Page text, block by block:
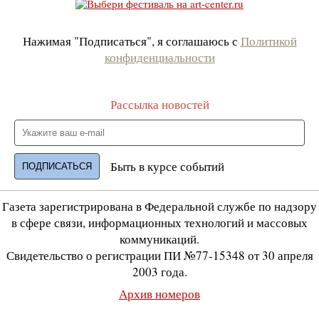
Нажимая "Подписаться", я соглашаюсь с Политикой
конфиденциальности
Рассылка новостей
Быть в курсе событий
Газета зарегистрирована в Федеральной службе по надзору
в сфере связи, информационных технологий и массовых
коммуникаций.
Свидетельство о регистрации ПИ №77-15348 от 30 апреля
2003 года.
Архив номеров